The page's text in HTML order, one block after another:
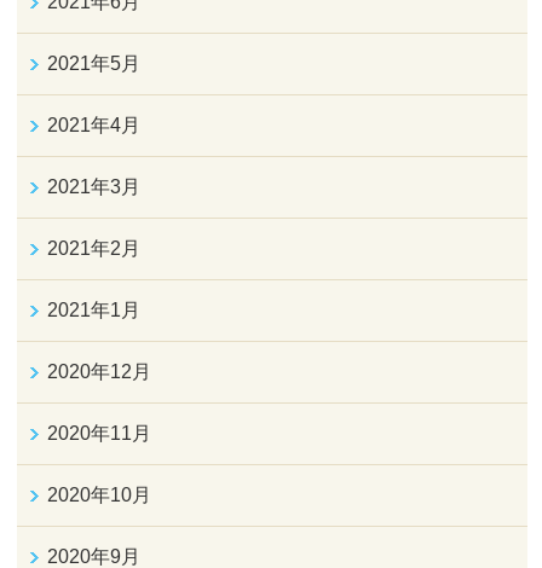
2021年5月
2021年4月
2021年3月
2021年2月
2021年1月
2020年12月
2020年11月
2020年10月
2020年9月